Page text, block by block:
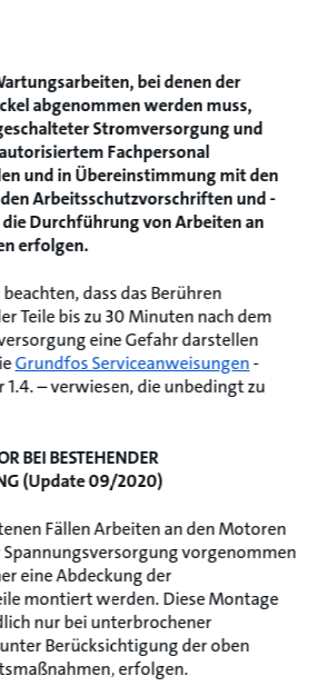
bei denen der
abgenommen werden muss,
Stromversorgung und
Fachpersonal
und in Übereinstimmung mit den
Arbeitsschutzvorschriften und -
Durchführung von Arbeiten an
erfolgen.
dass das Berühren
Teile bis zu 30 Minuten nach dem
eine Gefahr darstellen
Grundfos Serviceanweisungen-
– verwiesen, die unbedingt zu
BEI BESTEHENDER
(Update 09/2020)
Fällen Arbeiten an den Motoren
vorgenommen
eine Abdeckung der
montiert werden. Diese Montage
nur bei unterbrochener
Berücksichtigung der oben
erfolgen.